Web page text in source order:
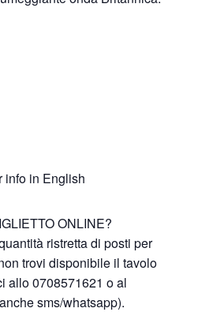
info in English
ONLINE?
ristretta di posti per
trovi disponibile il tavolo
allo 0708571621 o al
sms/whatsapp).